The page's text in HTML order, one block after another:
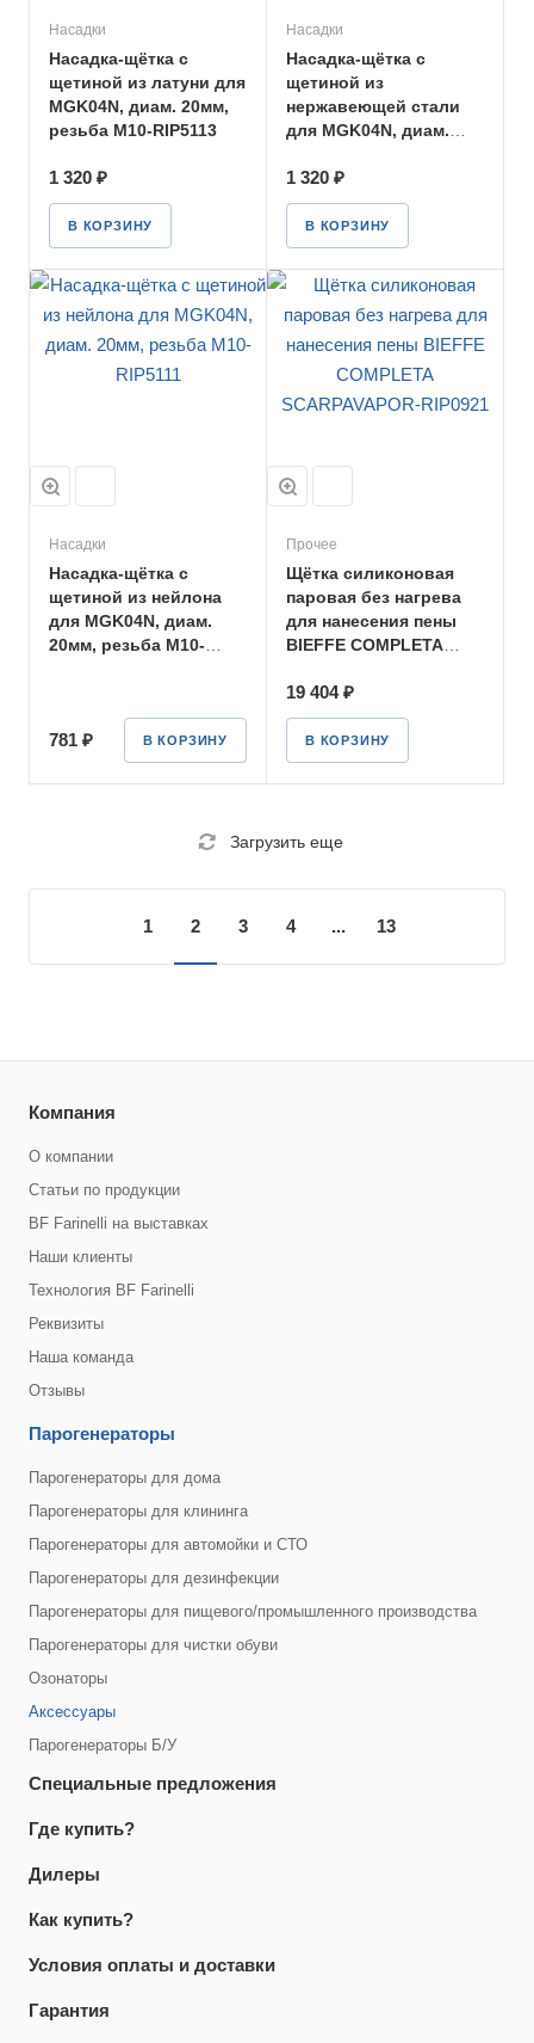
Насадки
Насадка-щётка с
щетиной из латуни для
MGK04N, диам. 20мм,
резьба М10-RIP5113
1 320 ₽
В КОРЗИНУ
Насадки
Насадка-щётка с
щетиной из
нержавеющей стали
для MGK04N, диам.
RIP5112
1 320 ₽
В КОРЗИНУ
Насадки
Насадка-щётка с
щетиной из нейлона
для MGK04N, диам.
20мм, резьба М10-
781 ₽ В КОРЗИНУ
Прочее
Щётка силиконовая
паровая без нагрева
для нанесения пены
BIEFFE COMPLETA
19 404 ₽
В КОРЗИНУ
Загрузить еще
1 2 3 4 ... 13
Компания
О компании
Статьи по продукции
BF Farinelli на выставках
Наши клиенты
Технология BF Farinelli
Реквизиты
Наша команда
Отзывы
Парогенераторы
Парогенераторы для дома
Парогенераторы для клининга
Парогенераторы для автомойки и СТО
Парогенераторы для дезинфекции
Парогенераторы для пищевого/промышленного производства
Парогенераторы для чистки обуви
Озонаторы
Аксессуары
Парогенераторы Б/У
Специальные предложения
Где купить?
Дилеры
Как купить?
Условия оплаты и доставки
Гарантия